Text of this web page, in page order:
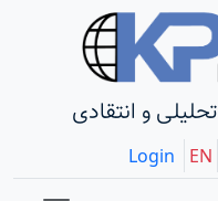
و انتقادی
Login EN